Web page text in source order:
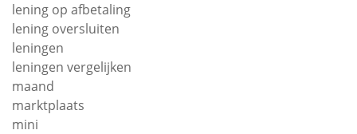
lening op afbetaling
lening oversluiten
leningen
leningen vergelijken
maand
marktplaats
mini